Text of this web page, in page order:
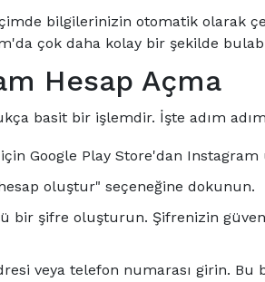
bilgilerinizin otomatik olarak
çok daha kolay bir şekilde
Hesap Açma
basit bir işlemdir. İşte adım adım
Google Play Store'dan Instagram
oluştur" seçeneğine dokunun.
bir şifre oluşturun. Şifrenizin
veya telefon numarası girin. Bu